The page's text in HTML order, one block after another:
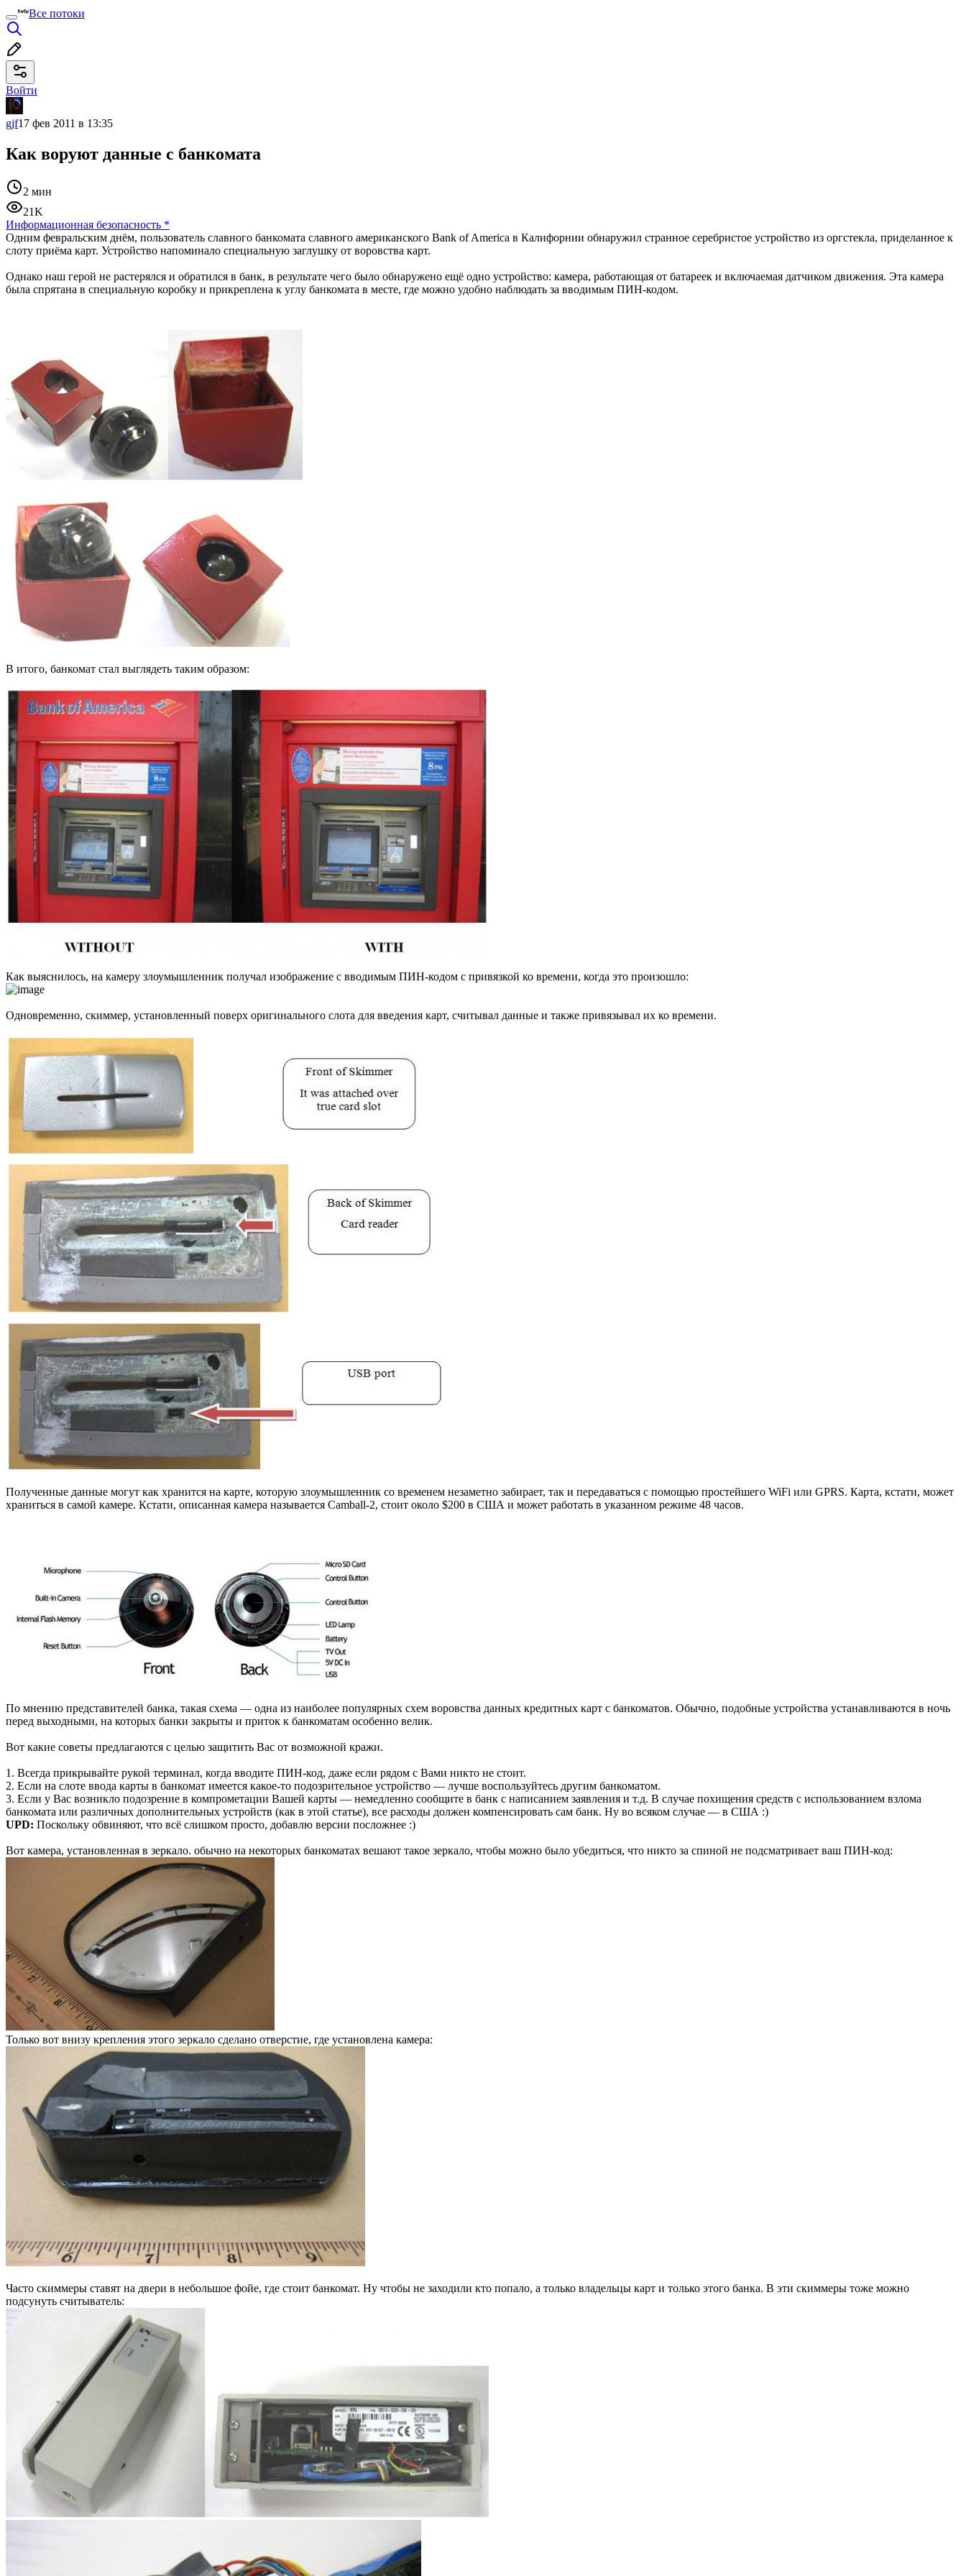
Все потоки
Войти
gjf17 фев 2011 в 13:35
Как воруют данные с банкомата
2 мин
21K
Информационная безопасность *
Одним февральским днём, пользователь славного банкомата славного американского Bank of America в Калифорнии обнаружил странное серебристое устройство из оргстекла, приделанное к
слоту приёма карт. Устройство напоминало специальную заглушку от воровства карт.
Однако наш герой не растерялся и обратился в банк, в результате чего было обнаружено ещё одно устройство: камера, работающая от батареек и включаемая датчиком движения. Эта камера
была спрятана в специальную коробку и прикреплена к углу банкомата в месте, где можно удобно наблюдать за вводимым ПИН-кодом.
В итого, банкомат стал выглядеть таким образом:
Как выяснилось, на камеру злоумышленник получал изображение с вводимым ПИН-кодом с привязкой ко времени, когда это произошло:
Одновременно, скиммер, установленный поверх оригинального слота для введения карт, считывал данные и также привязывал их ко времени.
Полученные данные могут как хранится на карте, которую злоумышленник со временем незаметно забирает, так и передаваться с помощью простейшего WiFi или GPRS. Карта, кстати, может
храниться в самой камере. Кстати, описанная камера называется Camball-2, стоит около $200 в США и может работать в указанном режиме 48 часов.
По мнению представителей банка, такая схема — одна из наиболее популярных схем воровства данных кредитных карт с банкоматов. Обычно, подобные устройства устанавливаются в ночь
перед выходными, на которых банки закрыты и приток к банкоматам особенно велик.
Вот какие советы предлагаются с целью защитить Вас от возможной кражи.
1. Всегда прикрывайте рукой терминал, когда вводите ПИН-код, даже если рядом с Вами никто не стоит.
2. Если на слоте ввода карты в банкомат имеется какое-то подозрительное устройство — лучше воспользуйтесь другим банкоматом.
3. Если у Вас возникло подозрение в компрометации Вашей карты — немедленно сообщите в банк с написанием заявления и т.д. В случае похищения средств с использованием взлома
банкомата или различных дополнительных устройств (как в этой статье), все расходы должен компенсировать сам банк. Ну во всяком случае — в США :)
UPD: Поскольку обвиняют, что всё слишком просто, добавлю версии посложнее :)
Вот камера, установленная в зеркало. обычно на некоторых банкоматах вешают такое зеркало, чтобы можно было убедиться, что никто за спиной не подсматривает ваш ПИН-код:
Только вот внизу крепления этого зеркало сделано отверстие, где установлена камера:
Часто скиммеры ставят на двери в небольшое фойе, где стоит банкомат. Ну чтобы не заходили кто попало, а только владельцы карт и только этого банка. В эти скиммеры тоже можно
подсунуть считыватель: